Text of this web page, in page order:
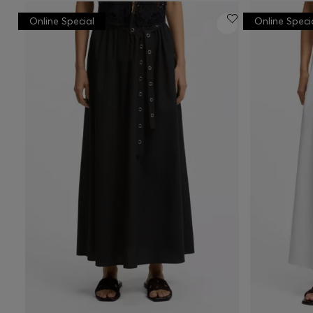
Online Special Online